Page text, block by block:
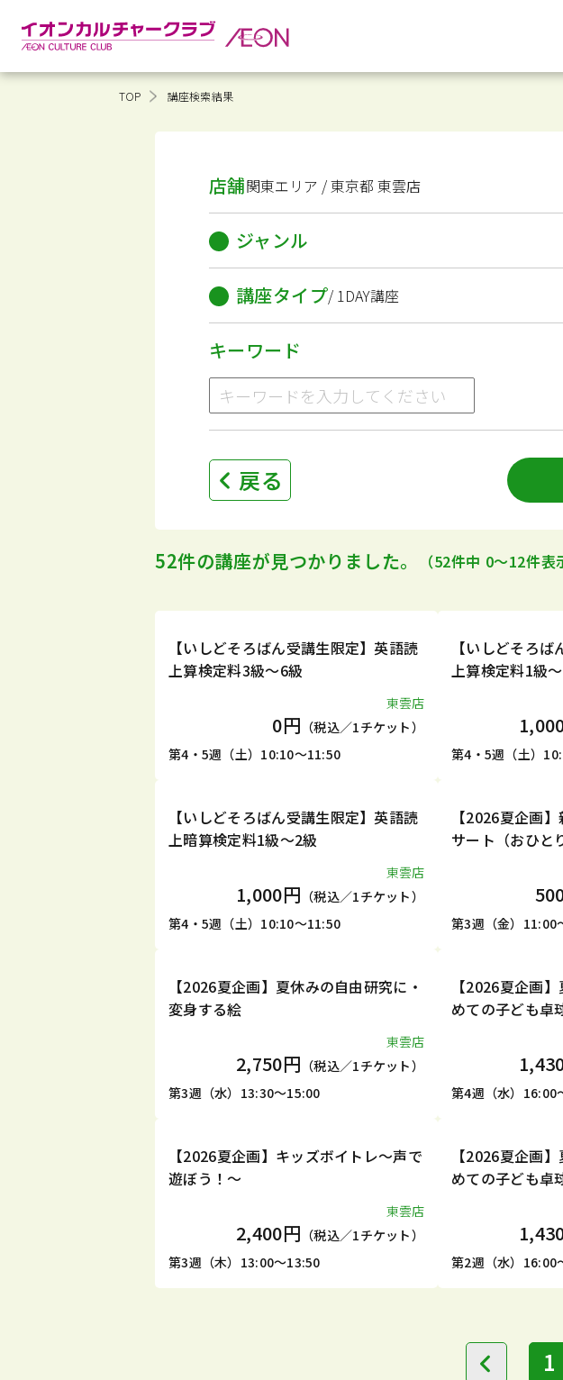
TOP 講座検索結果
店舗関東エリア / 東京都 東雲店
ジャンル
講座タイプ/ 1DAY講座
キーワード
戻る
52件の講座が見つかりました。 （52件中 0〜12件表
1DAY 無料
【いしどそろばん受講生限定】英語読
上算検定料3級～6級
東雲店
0円 （税込／1チケット）
第4・5週（土）10:10～11:50
1DAY
【いしどそろ
上算検定料1級
第4・5週（土）
1DAY
【いしどそろばん受講生限定】英語読
上暗算検定料1級～2級
東雲店
1,000円 （税込／1チケット）
第4・5週（土）10:10～11:50
1DAY
【2026夏企画
サート（おひと
第3週（金）11:00
1DAY
【2026夏企画】夏休みの自由研究に・
変身する絵
東雲店
2,750円 （税込／1チケット）
第3週（水）13:30～15:00
1DAY
【2026夏企画
めての子ども卓
第4週（水）16:00
1DAY
【2026夏企画】キッズボイトレ～声で
遊ぼう！～
東雲店
2,400円 （税込／1チケット）
第3週（木）13:00～13:50
1DAY
【2026夏企画
めての子ども卓
第2週（水）16:00
1